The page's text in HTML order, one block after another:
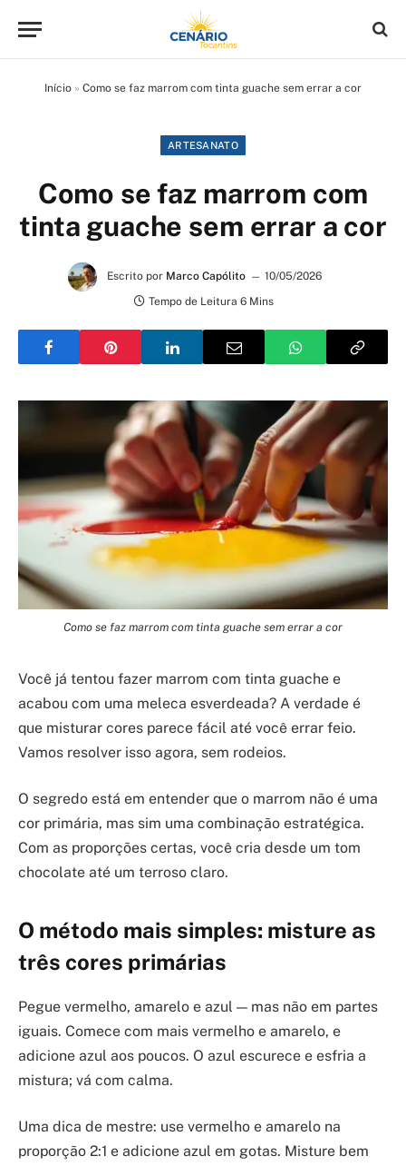
Início » Como se faz marrom com tinta guache sem errar a cor
ARTESANATO
Como se faz marrom com
tinta guache sem errar a cor
Escrito por Marco Capólito
10/05/2026
Tempo de Leitura 6 Mins
Como se faz marrom com tinta guache sem errar a cor
Você já tentou fazer marrom com tinta guache e
acabou com uma meleca esverdeada? A verdade é
que misturar cores parece fácil até você errar feio.
Vamos resolver isso agora, sem rodeios.
O segredo está em entender que o marrom não é uma
cor primária, mas sim uma combinação estratégica.
Com as proporções certas, você cria desde um tom
chocolate até um terroso claro.
O método mais simples: misture as
três cores primárias
Pegue vermelho, amarelo e azul — mas não em partes
iguais. Comece com mais vermelho e amarelo, e
adicione azul aos poucos. O azul escurece e esfria a
mistura; vá com calma.
Uma dica de mestre: use vermelho e amarelo na
proporção 2:1 e adicione azul em gotas. Misture bem